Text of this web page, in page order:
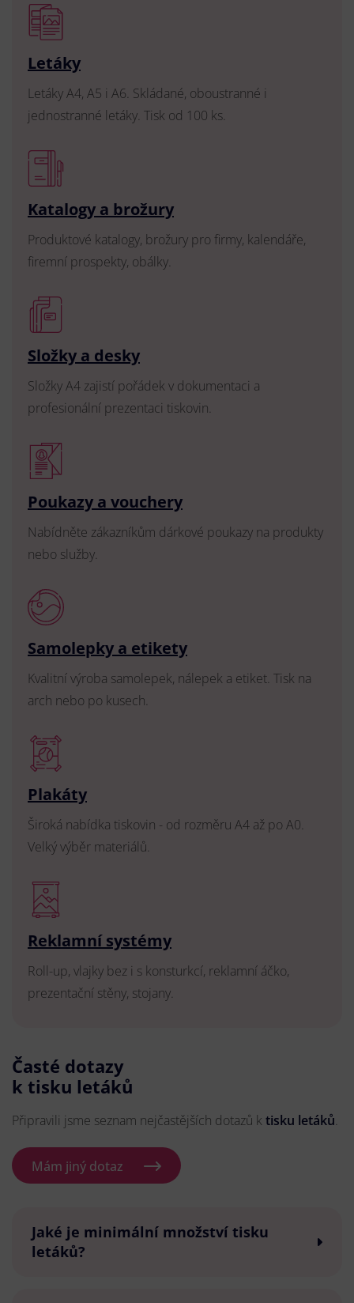
Letáky
Letáky A4, A5 i A6. Skládané, oboustranné i
jednostranné letáky. Tisk od 100 ks.
Katalogy a brožury
Produktové katalogy, brožury pro firmy, kalendáře,
firemní prospekty, obálky.
Složky a desky
Složky A4 zajistí pořádek v dokumentaci a
profesionální prezentaci tiskovin.
Poukazy a vouchery
Nabídněte zákazníkům dárkové poukazy na produkty
nebo služby.
Samolepky a etikety
Kvalitní výroba samolepek, nálepek a etiket. Tisk na
arch nebo po kusech.
Plakáty
Široká nabídka tiskovin - od rozměru A4 až po A0.
Velký výběr materiálů.
Reklamní systémy
Roll-up, vlajky bez i s konsturkcí, reklamní áčko,
prezentační stěny, stojany.
Časté dotazy
k tisku letáků
Připravili jsme seznam nejčastějších dotazů k tisku letáků.
Mám jiný dotaz
Jaké je minimální množství tisku
letáků?